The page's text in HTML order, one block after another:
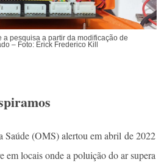
pesquisa a partir da modificação de
– Foto: Erick Frederico Kill
Saúde (OMS) alertou em abril de 2022
em locais onde a poluição do ar supera